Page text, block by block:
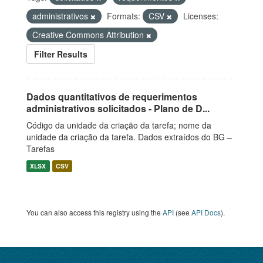
administrativos
Formats: CSV
Licenses:
Creative Commons Attribution
Filter Results
Dados quantitativos de requerimentos
administrativos solicitados - Plano de D...
Código da unidade da criação da tarefa; nome da
unidade da criação da tarefa. Dados extraídos do BG –
Tarefas
XLSX CSV
You can also access this registry using the API (see API Docs).